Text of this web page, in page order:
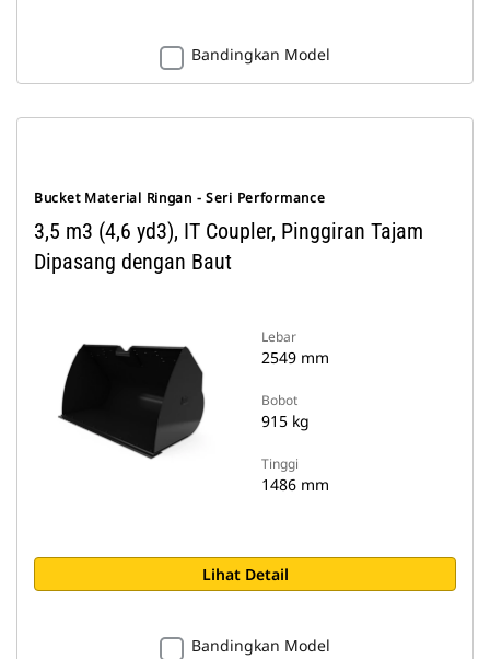
Bandingkan Model
Bucket Material Ringan - Seri Performance
3,5 m3 (4,6 yd3), IT Coupler, Pinggiran Tajam
Dipasang dengan Baut
Lebar
2549 mm
Bobot
915 kg
Tinggi
1486 mm
Lihat Detail
Bandingkan Model